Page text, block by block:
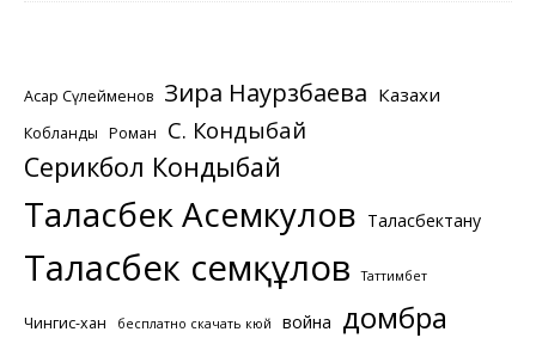
Асқар Сүлейменов Зира Наурзбаева Казахи
Кобланды Роман С. Кондыбай
Серикбол Кондыбай
Таласбек Асемкулов Таласбектану
Таласбек Әсемқұлов Таттимбет
Чингис-хан бесплатно скачать кюй война домбра